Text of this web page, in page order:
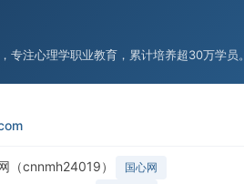
专注心理学职业教育，累计培养超30万学员。
（cnnmh24019） 国心网